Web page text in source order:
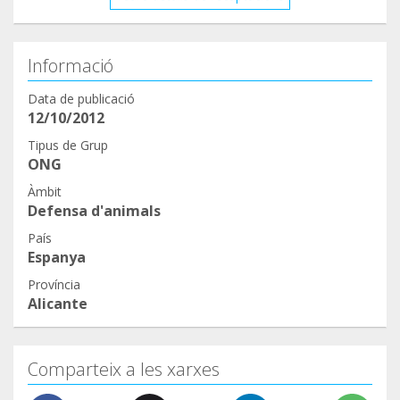
Informació
Data de publicació
12/10/2012
Tipus de Grup
ONG
Àmbit
Defensa d'animals
País
Espanya
Província
Alicante
Comparteix a les xarxes